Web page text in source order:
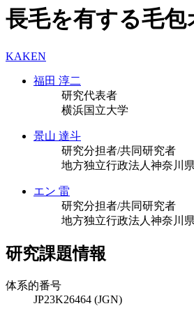
長毛を有する毛
KAKEN
福田 淳二
研究代表者
横浜国立大学
景山 達斗
研究分担者/共同研究者
地方独立行政法人神奈川
エン 雷
研究分担者/共同研究者
地方独立行政法人神奈川
研究課題情報
体系的番号
JP23K26464 (JGN)